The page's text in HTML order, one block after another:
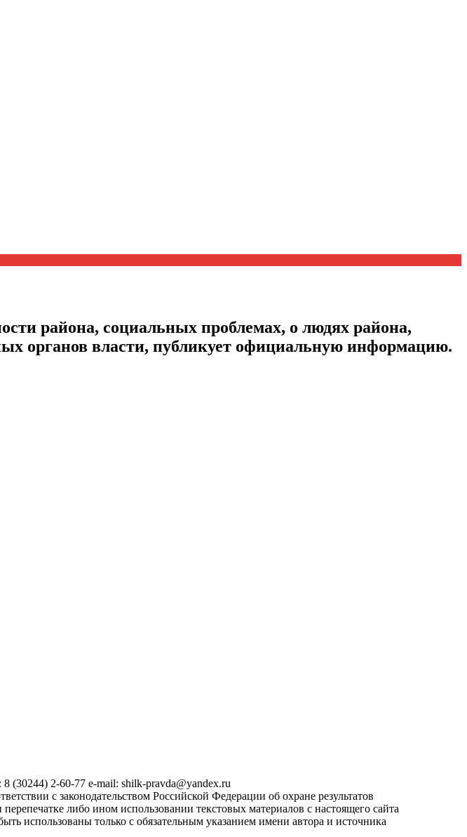
района, социальных проблемах, о людях района,
органов власти, публикует официальную информацию.
(30244) 2-60-77 e-mail: shilk-pravda@yandex.ru
с законодательством Российской Федерации об охране результатов
либо ином использовании текстовых материалов с настоящего сайта
использованы только с обязательным указанием имени автора и источника